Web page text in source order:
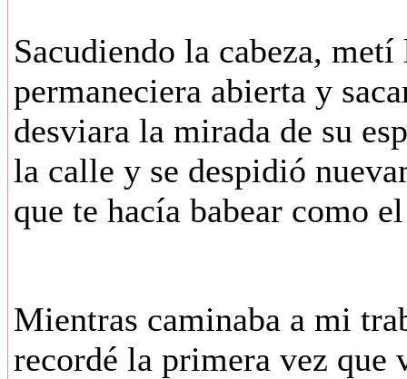
Sacudiendo la cabeza,
permaneciera abierta y
desviara la mirada de su
la calle y se despidió
que te hacía babear como
Mientras caminaba a mi
recordé la primera vez que